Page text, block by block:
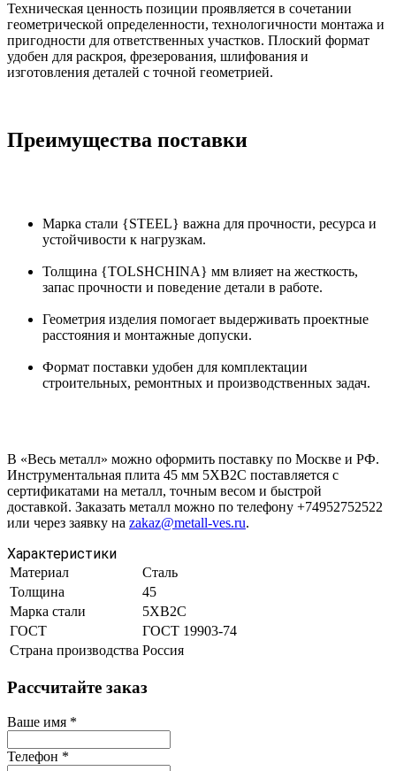
Техническая ценность позиции проявляется в сочетании
геометрической определенности, технологичности монтажа и
пригодности для ответственных участков. Плоский формат
удобен для раскроя, фрезерования, шлифования и
изготовления деталей с точной геометрией.
Преимущества поставки
Марка стали {STEEL} важна для прочности, ресурса и
устойчивости к нагрузкам.
Толщина {TOLSHCHINA} мм влияет на жесткость,
запас прочности и поведение детали в работе.
Геометрия изделия помогает выдерживать проектные
расстояния и монтажные допуски.
Формат поставки удобен для комплектации
строительных, ремонтных и производственных задач.
В «Весь металл» можно оформить поставку по Москве и РФ.
Инструментальная плита 45 мм 5ХВ2С поставляется с
сертификатами на металл, точным весом и быстрой
доставкой. Заказать металл можно по телефону +74952752522
или через заявку на zakaz@metall-ves.ru.
Характеристики
Материал
Сталь
Толщина
45
Марка стали
5ХВ2С
ГОСТ
ГОСТ 19903-74
Страна производства Россия
Рассчитайте заказ
Ваше имя *
Телефон *